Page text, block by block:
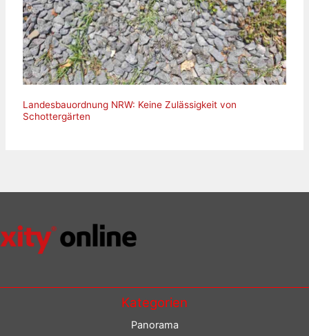
Landesbauordnung NRW: Keine Zulässigkeit von
Schottergärten
Kategorien
Panorama